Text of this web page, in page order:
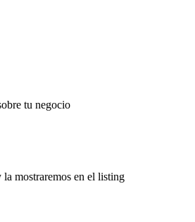
tu negocio
mostraremos en el listing